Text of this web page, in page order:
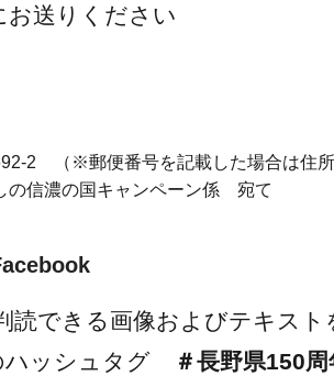
お送りください
2 （※郵便番号を記載した場合は住所
信濃の国キャンペーン係 宛て
読できる画像およびテキスト
ハッシュタグ
＃長野県150